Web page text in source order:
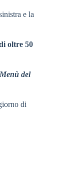
e la
oltre 50
Menù del
di